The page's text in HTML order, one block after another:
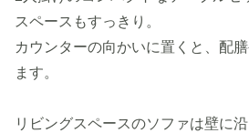
スペースもすっきり。
カウンターの向かいに置くと、配
ます。
リビングスペースのソファは壁に